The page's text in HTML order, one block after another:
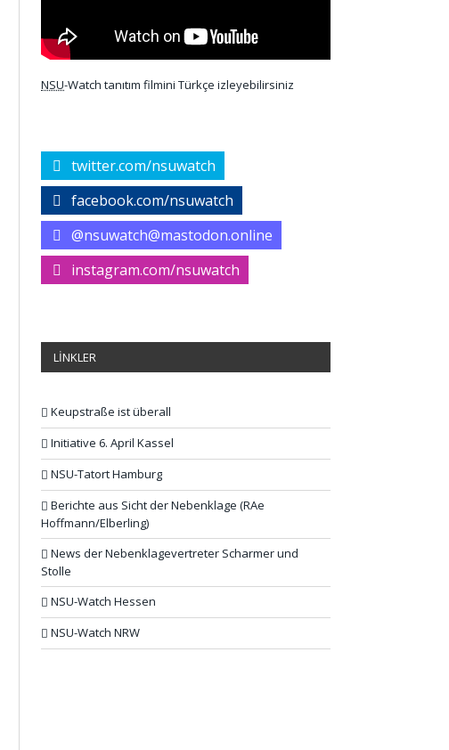
NSU-Watch tanıtım filmini Türkçe izleyebilirsiniz
twitter.com/nsuwatch
facebook.com/nsuwatch
@nsuwatch@mastodon.online
instagram.com/nsuwatch
LİNKLER
Keupstraße ist überall
Initiative 6. April Kassel
NSU-Tatort Hamburg
Berichte aus Sicht der Nebenklage (RAe
Hoffmann/Elberling)
News der Nebenklagevertreter Scharmer und
Stolle
NSU-Watch Hessen
NSU-Watch NRW